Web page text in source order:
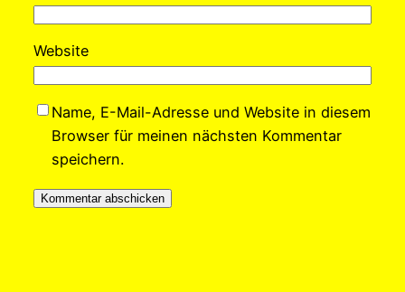
Website
Name, E-Mail-Adresse und Website in diesem
Browser für meinen nächsten Kommentar
speichern.